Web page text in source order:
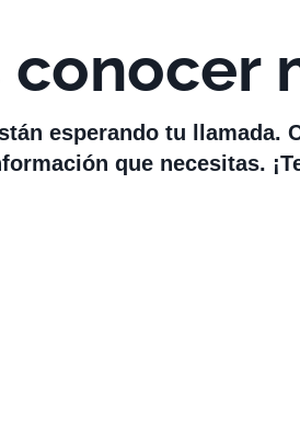
conocer
esperando tu llamada.
que necesitas.